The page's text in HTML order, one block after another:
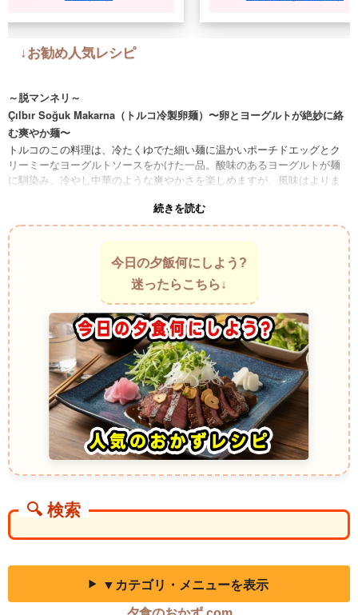
↓お勧め人気レシピ
～脱マンネリ～
Çılbır Soğuk Makarna（トルコ冷製卵麺）〜卵とヨーグルトが絶妙に絡
む爽やか麺〜
トルコのこの料理は、冷たくゆでた細い麺に温かいポーチドエッグとク
リーミーなヨーグルトソースをかけた一品。酸味のあるヨーグルトが麺
に馴染み、冷やし中華のような爽やかさを楽しめますが、風味はよりま
Khao Yam（タイ南部の冷やしライスヌードルサラダ）〜ハーブとスパイ
スが香るカラフル麺料理〜
冷やし中華のタレとは違い、酸味と甘み、スパイスが複雑に絡み合う南
タイの冷たいライスヌードル料理。多種多様なハーブが香り立ち、噛む
たびに異なる味が顔を出すのが楽しく、暑い日にも食べやすい一皿。
Som Tam with Vermicelli（タイの冷製パパイヤサラダと細麺）〜シャキ
シャキ食感と冷たい麺の絶妙な組み合わせ〜
シャキシャキの青パパイヤサラダに、冷たいヴァーミチェッリ（細米
麺）を合わせたタイのサラダ。甘酸っぱいドレッシングが絡んだ麺とフ
レッシュな野菜が口の中で弾け、冷やし中華のような清涼感が楽しめま
す。
Lakhsa（マレーシア・シンガポールのスパイシー冷麺風スープ）〜辛さ
と酸味がアクセントの冷製ヌードル〜
通常は温かいココナッツミルクベースのスープですが、冷やして食べる
スタイルもあり、ピリッとした辛さと爽やかな酸味が夏にぴったり。冷
やし中華の甘酸っぱいタレとは違い、エキゾチックな風味が食欲をそそ
ります。
イスペーパーの代わりに麺で包んだ軽やか料理〜
生春巻きの具材をライスペーパーではなく冷たい細麺で巻き、ピーナッ
ツソースや甘酸っぱいタレでいただきます。冷やし中華のタレのように
Cold Soba with Sesame Dressing（東南アジア風冷製蕎麦）〜胡麻の香
ばしさが引き立つ麺料理〜
冷たく締めた蕎麦に、濃厚な胡麻だれをかけた一皿。冷やし中華のタレ
続きを読む
今日の夕飯何にしよう?
迷ったらこちら↓
🔍 検索
▼カテゴリ・メニューを表示